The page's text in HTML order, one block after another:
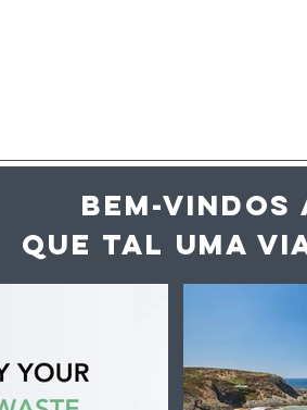
evento
UE
BEM-VINDOS
QUE TAL UMA